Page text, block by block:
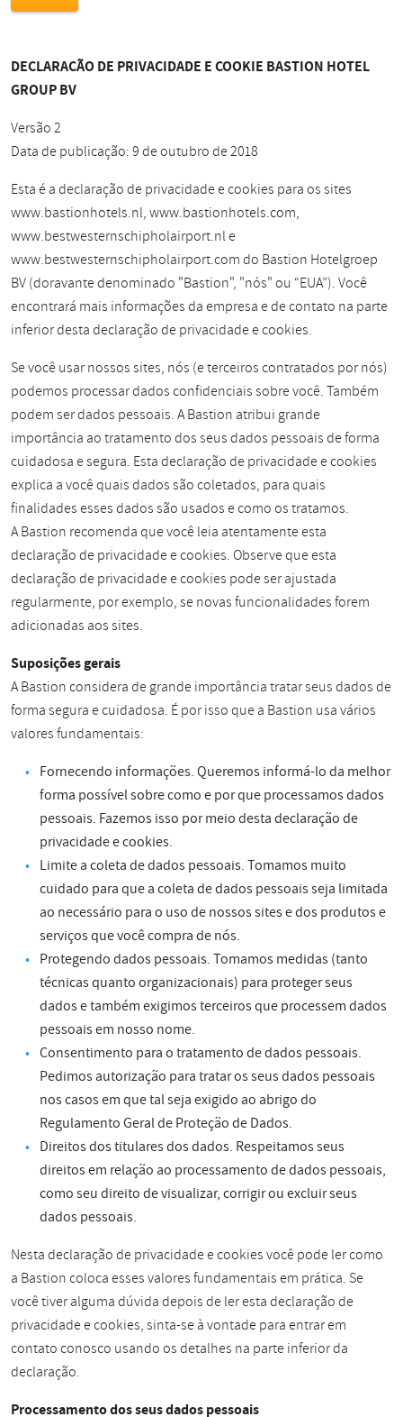
DECLARAÇÃO DE PRIVACIDADE E COOKIE BASTION HOTEL
GROUP BV
Versão 2
Data de publicação: 9 de outubro de 2018
Esta é a declaração de privacidade e cookies para os sites
www.bastionhotels.nl, www.bastionhotels.com,
www.bestwesternschipholairport.nl e
www.bestwesternschipholairport.com do Bastion Hotelgroep
BV (doravante denominado "Bastion", "nós" ou “EUA”). Você
encontrará mais informações da empresa e de contato na parte
inferior desta declaração de privacidade e cookies.
Se você usar nossos sites, nós (e terceiros contratados por nós)
podemos processar dados confidenciais sobre você. Também
podem ser dados pessoais. A Bastion atribui grande
importância ao tratamento dos seus dados pessoais de forma
cuidadosa e segura. Esta declaração de privacidade e cookies
explica a você quais dados são coletados, para quais
finalidades esses dados são usados e como os tratamos.
A Bastion recomenda que você leia atentamente esta
declaração de privacidade e cookies. Observe que esta
declaração de privacidade e cookies pode ser ajustada
regularmente, por exemplo, se novas funcionalidades forem
adicionadas aos sites.
Suposições gerais
A Bastion considera de grande importância tratar seus dados de
forma segura e cuidadosa. É por isso que a Bastion usa vários
valores fundamentais:
Fornecendo informações. Queremos informá-lo da melhor
forma possível sobre como e por que processamos dados
pessoais. Fazemos isso por meio desta declaração de
privacidade e cookies.
Limite a coleta de dados pessoais. Tomamos muito
cuidado para que a coleta de dados pessoais seja limitada
ao necessário para o uso de nossos sites e dos produtos e
serviços que você compra de nós.
Protegendo dados pessoais. Tomamos medidas (tanto
técnicas quanto organizacionais) para proteger seus
dados e também exigimos terceiros que processem dados
pessoais em nosso nome.
Consentimento para o tratamento de dados pessoais.
Pedimos autorização para tratar os seus dados pessoais
nos casos em que tal seja exigido ao abrigo do
Regulamento Geral de Proteção de Dados.
Direitos dos titulares dos dados. Respeitamos seus
direitos em relação ao processamento de dados pessoais,
como seu direito de visualizar, corrigir ou excluir seus
dados pessoais.
Nesta declaração de privacidade e cookies você pode ler como
a Bastion coloca esses valores fundamentais em prática. Se
você tiver alguma dúvida depois de ler esta declaração de
privacidade e cookies, sinta-se à vontade para entrar em
contato conosco usando os detalhes na parte inferior da
declaração.
Processamento dos seus dados pessoais